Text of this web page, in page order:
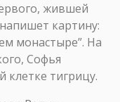
жившей
картину:
монастыре”. На
Софья
клетке тигрицу.